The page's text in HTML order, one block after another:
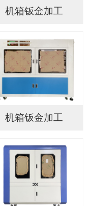
机箱钣金加工
机箱钣金加工